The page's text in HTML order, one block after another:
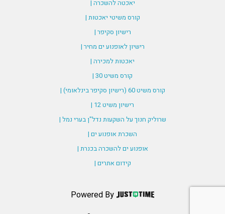
יאכטה להשכרה |
קורס משיטי יאכטות |
רישיון סקיפר |
רישיון לאופנוע ים מחיר |
יאכטות למכירה |
קורס משיט 30 |
קורס משיט 60 (רישיון סקיפר בינלאומי) |
רישיון משיט 12 |
שרוליק חנוך על השקעות נדל"ן בערי נמל |
השכרת אופנוע ים |
אופנוע ים להשכרה בכנרת |
קידום אתרים |
Powered By